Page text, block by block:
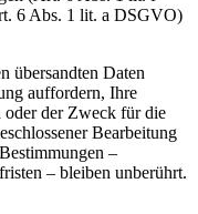
6 Abs. 1 lit. a DSGVO)
übersandten Daten
auffordern, Ihre
der Zweck für die
Bearbeitung
–
– bleiben unberührt.